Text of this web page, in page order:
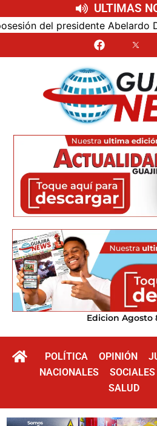
ULTIMAS
del presidente Abelardo De la
Edicion Agosto
POLÍTICA OPINIÓN
NACIONALES
SALUD